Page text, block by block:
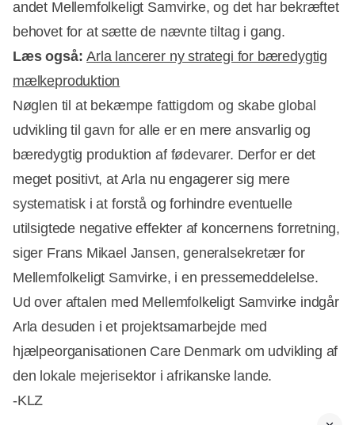
andet Mellemfolkeligt Samvirke, og det har bekræftet
behovet for at sætte de nævnte tiltag i gang.
Læs også:Arla lancerer ny strategi for bæredygtig
mælkeproduktion
Nøglen til at bekæmpe fattigdom og skabe global
udvikling til gavn for alle er en mere ansvarlig og
bæredygtig produktion af fødevarer. Derfor er det
meget positivt, at Arla nu engagerer sig mere
systematisk i at forstå og forhindre eventuelle
utilsigtede negative effekter af koncernens forretning,
siger Frans Mikael Jansen, generalsekretær for
Mellemfolkeligt Samvirke, i en pressemeddelelse.
Ud over aftalen med Mellemfolkeligt Samvirke indgår
Arla desuden i et projektsamarbejde med
hjælpeorganisationen Care Denmark om udvikling af
den lokale mejerisektor i afrikanske lande.
-KLZ